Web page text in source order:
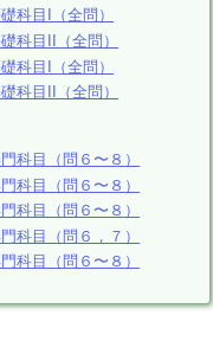
科目I（全問）
科目II（全問）
科目I（全問）
科目II（全問）
科目（問６〜８）
科目（問６〜８）
科目（問６〜８）
科目（問６，７）
科目（問６〜８）